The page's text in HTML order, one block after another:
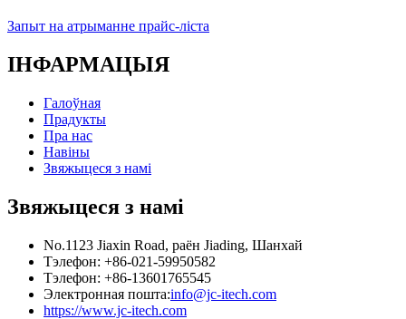
Запыт на атрыманне прайс-ліста
ІНФАРМАЦЫЯ
Галоўная
Прадукты
Пра нас
Навіны
Звяжыцеся з намі
Звяжыцеся з намі
No.1123 Jiaxin Road, раён Jiading, Шанхай
Тэлефон: +86-021-59950582
Тэлефон: +86-13601765545
Электронная пошта:info@jc-itech.com
https://www.jc-itech.com